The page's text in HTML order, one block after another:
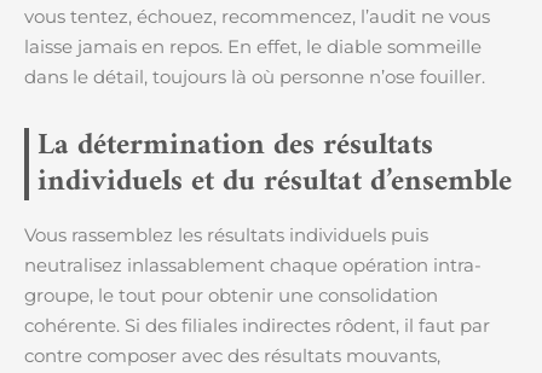
vous tentez, échouez, recommencez, l’audit ne vous
laisse jamais en repos. En effet, le diable sommeille
dans le détail, toujours là où personne n’ose fouiller.
La détermination des résultats
individuels et du résultat d’ensemble
Vous rassemblez les résultats individuels puis
neutralisez inlassablement chaque opération intra-
groupe, le tout pour obtenir une consolidation
cohérente. Si des filiales indirectes rôdent, il faut par
contre composer avec des résultats mouvants,